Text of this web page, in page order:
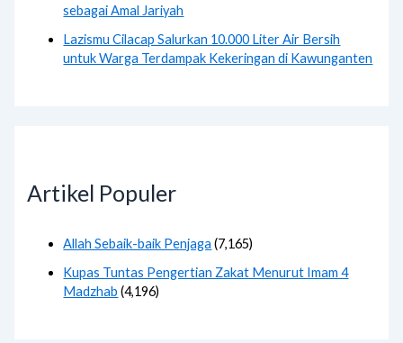
sebagai Amal Jariyah
Lazismu Cilacap Salurkan 10.000 Liter Air Bersih
untuk Warga Terdampak Kekeringan di Kawunganten
Artikel Populer
Allah Sebaik-baik Penjaga (7,165)
Kupas Tuntas Pengertian Zakat Menurut Imam 4
Madzhab (4,196)